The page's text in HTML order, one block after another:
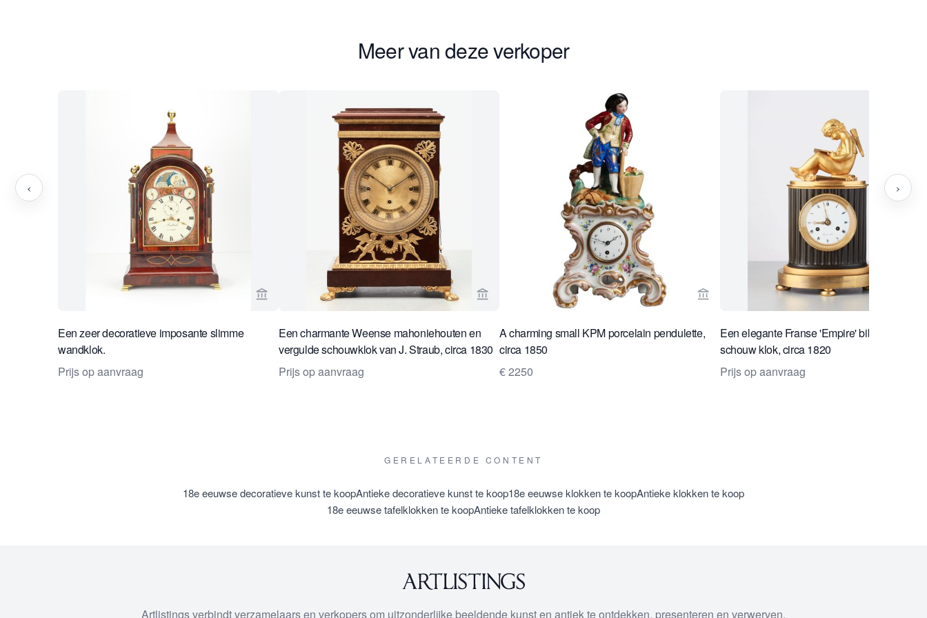
Meer van deze verkoper
Bekijk verkoperspagina van Toebosch Antiques
Een zeer decoratieve imposante slimme
wandklok.
Prijs op aanvraag
Bekijk verkoperspagina van Toebosch Antiques
Een charmante Weense mahoniehouten en
vergulde schouwklok van J. Straub, circa 1830
Prijs op aanvraag
Bekijk verkoperspagina van Toebosch
A charming small KPM porcelain pendulette,
circa 1850
€ 2250
Een elegante Franse 'Empire' bibliotheek
schouw klok, circa 1820
Prijs op aanvraag
‹ ›
GERELATEERDE CONTENT
18e eeuwse decoratieve kunst te koopAntieke decoratieve kunst te koop18e eeuwse klokken te koopAntieke klokken te koop
18e eeuwse tafelklokken te koopAntieke tafelklokken te koop
Artlistings verbindt verzamelaars en verkopers om uitzonderlijke beeldende kunst en antiek te ontdekken, presenteren en verwerven.